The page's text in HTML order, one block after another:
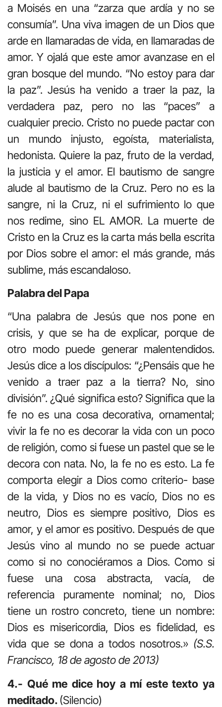
a Moisés en una “zarza que ardía y no se
consumía”. Una viva imagen de un Dios que
arde en llamaradas de vida, en llamaradas de
amor. Y ojalá que este amor avanzase en el
gran bosque del mundo. “No estoy para dar
la paz”. Jesús ha venido a traer la paz, la
verdadera paz, pero no las “paces” a
cualquier precio. Cristo no puede pactar con
un mundo injusto, egoísta, materialista,
hedonista. Quiere la paz, fruto de la verdad,
la justicia y el amor. El bautismo de sangre
alude al bautismo de la Cruz. Pero no es la
sangre, ni la Cruz, ni el sufrimiento lo que
nos redime, sino EL AMOR. La muerte de
Cristo en la Cruz es la carta más bella escrita
por Dios sobre el amor: el más grande, más
sublime, más escandaloso.
Palabra del Papa
“Una palabra de Jesús que nos pone en
crisis, y que se ha de explicar, porque de
otro modo puede generar malentendidos.
Jesús dice a los discípulos: “¿Pensáis que he
venido a traer paz a la tierra? No, sino
división”. ¿Qué significa esto? Significa que la
fe no es una cosa decorativa, ornamental;
vivir la fe no es decorar la vida con un poco
de religión, como si fuese un pastel que se le
decora con nata. No, la fe no es esto. La fe
comporta elegir a Dios como criterio- base
de la vida, y Dios no es vacío, Dios no es
neutro, Dios es siempre positivo, Dios es
amor, y el amor es positivo. Después de que
Jesús vino al mundo no se puede actuar
como si no conociéramos a Dios. Como si
fuese una cosa abstracta, vacía, de
referencia puramente nominal; no, Dios
tiene un rostro concreto, tiene un nombre:
Dios es misericordia, Dios es fidelidad, es
vida que se dona a todos nosotros.» (S.S.
Francisco, 18 de agosto de 2013)
4.- Qué me dice hoy a mí este texto ya
meditado.(Silencio)